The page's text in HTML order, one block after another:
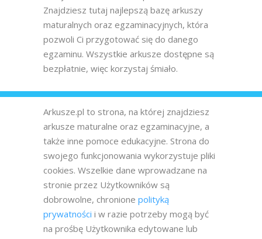
Znajdziesz tutaj najlepszą bazę arkuszy
maturalnych oraz egzaminacyjnych, która
pozwoli Ci przygotować się do danego
egzaminu. Wszystkie arkusze dostępne są
bezpłatnie, więc korzystaj śmiało.
Arkusze.pl to strona, na której znajdziesz
arkusze maturalne oraz egzaminacyjne, a
także inne pomoce edukacyjne. Strona do
swojego funkcjonowania wykorzystuje pliki
cookies. Wszelkie dane wprowadzane na
stronie przez Użytkowników są
dobrowolne, chronione polityką
prywatności i w razie potrzeby mogą być
na prośbę Użytkownika edytowane lub